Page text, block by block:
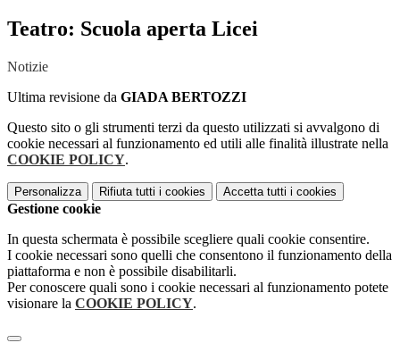
Teatro: Scuola aperta Licei
Notizie
Ultima revisione da GIADA BERTOZZI
Questo sito o gli strumenti terzi da questo utilizzati si avvalgono di
cookie necessari al funzionamento ed utili alle finalità illustrate nella
COOKIE POLICY.
Personalizza Rifiuta tutti i cookies Accetta tutti i cookies
Gestione cookie
In questa schermata è possibile scegliere quali cookie consentire.
I cookie necessari sono quelli che consentono il funzionamento della
piattaforma e non è possibile disabilitarli.
Per conoscere quali sono i cookie necessari al funzionamento potete
visionare la COOKIE POLICY.